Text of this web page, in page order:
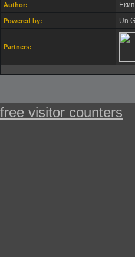
Author:
Powered by: Un
Partners:
free visitor counters